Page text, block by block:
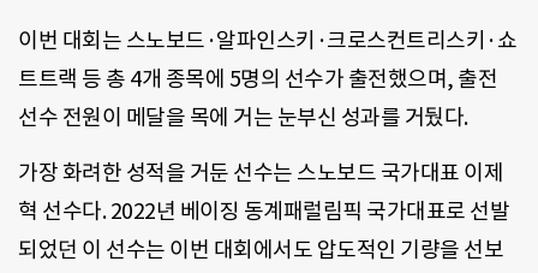
이번 대회는 스노보드·알파인스키·크로스컨트리스키·쇼
트트랙 등 총 4개 종목에 5명의 선수가 출전했으며, 출전
선수 전원이 메달을 목에 거는 눈부신 성과를 거뒀다.
가장 화려한 성적을 거둔 선수는 스노보드 국가대표 이제
혁 선수다. 2022년 베이징 동계패럴림픽 국가대표로 선발
되었던 이 선수는 이번 대회에서도 압도적인 기량을 선보